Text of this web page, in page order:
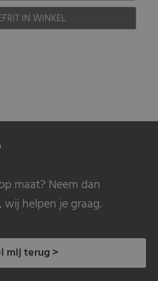
IN WINKEL
maat? Neem dan
helpen je graag.
mij terug >